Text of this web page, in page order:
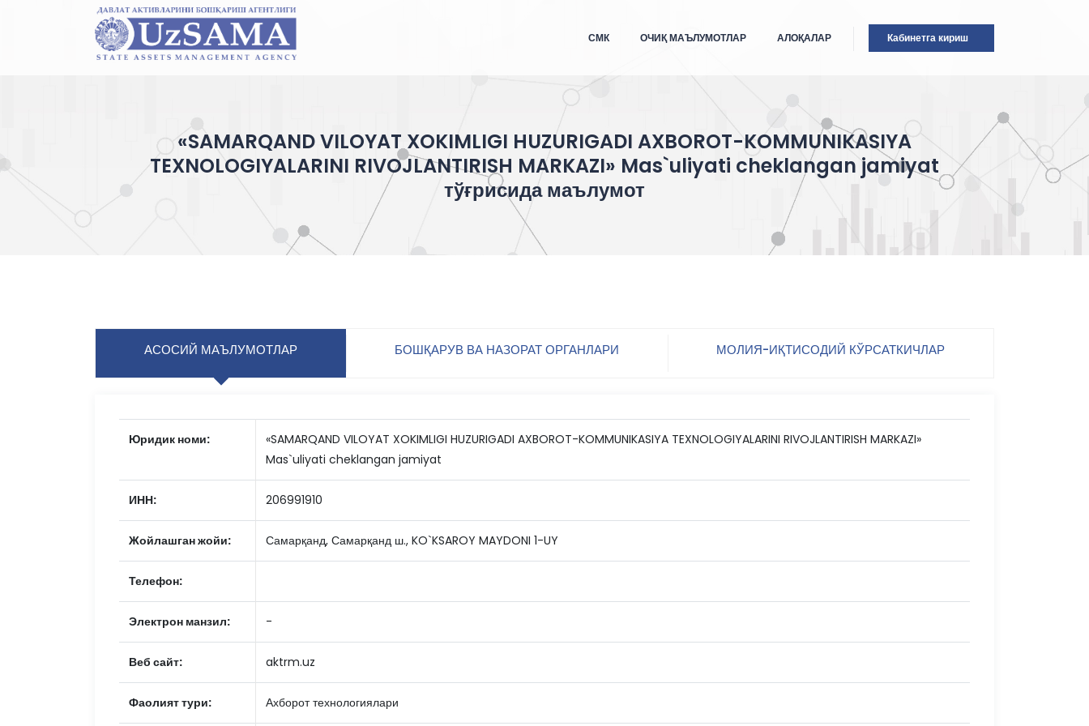
Кабинетга кириш
СМК ОЧИҚ МАЪЛУМОТЛАР АЛОҚАЛАР
«SAMARQAND VILOYAT XOKIMLIGI HUZURIGADI AXBOROT-KOMMUNIKASIYA
TEXNOLOGIYALARINI RIVOJLANTIRISH MARKAZI» Mas`uliyati cheklangan jamiyat
тўғрисида маълумот
АСОСИЙ МАЪЛУМОТЛАР БОШҚАРУВ ВА НАЗОРАТ ОРГАНЛАРИ МОЛИЯ-ИҚТИСОДИЙ КЎРСАТКИЧЛАР
Юридик номи:
«SAMARQAND VILOYAT XOKIMLIGI HUZURIGADI AXBOROT-KOMMUNIKASIYA TEXNOLOGIYALARINI RIVOJLANTIRISH MARKAZI»
Mas`uliyati cheklangan jamiyat
ИНН: 206991910
Жойлашган жойи: Самарқанд, Самарқанд ш., KO`KSAROY MAYDONI 1-UY
Телефон:
Электрон манзил: -
Веб сайт: aktrm.uz
Фаолият тури: Ахборот технологиялари